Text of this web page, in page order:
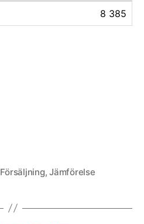
8 385
Försäljning,Jämförelse